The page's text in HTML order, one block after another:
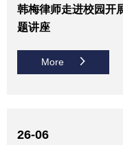
韩梅律师走进校园开
题讲座
More
26-06